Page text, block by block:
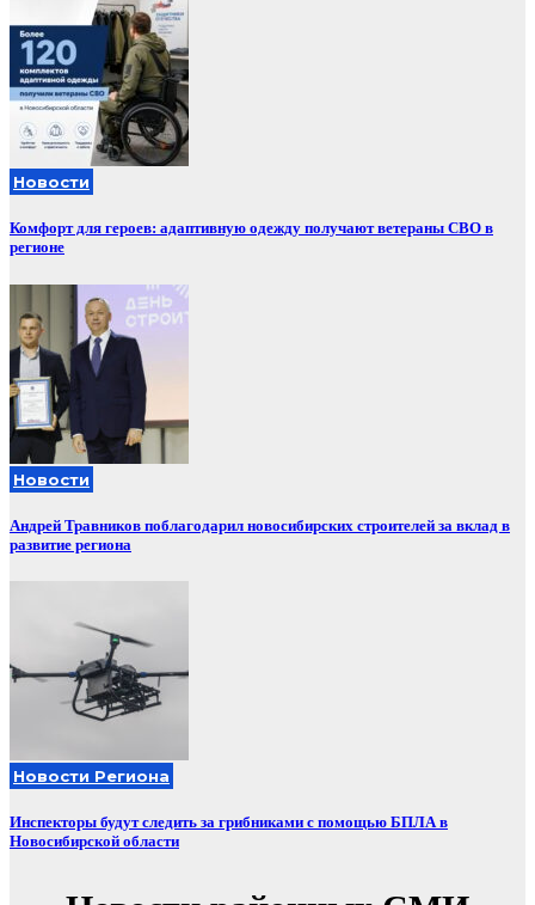
Новости
Комфорт для героев: адаптивную одежду получают ветераны СВО в
регионе
Новости
Андрей Травников поблагодарил новосибирских строителей за вклад в
развитие региона
Новости Региона
Инспекторы будут следить за грибниками с помощью БПЛА в
Новосибирской области